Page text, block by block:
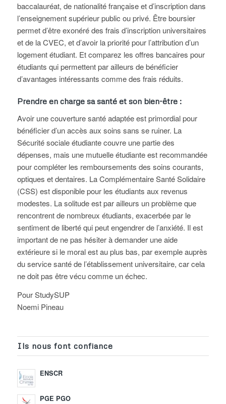
baccalauréat, de nationalité française et d’inscription dans
l’enseignement supérieur public ou privé. Être boursier
permet d’être exonéré des frais d’inscription universitaires
et de la CVEC, et d’avoir la priorité pour l’attribution d’un
logement étudiant. Et comparez les offres bancaires pour
étudiants qui permettent par ailleurs de bénéficier
d’avantages intéressants comme des frais réduits.
Prendre en charge sa santé et son bien-être :
Avoir une couverture santé adaptée est primordial pour
bénéficier d’un accès aux soins sans se ruiner. La
Sécurité sociale étudiante couvre une partie des
dépenses, mais une mutuelle étudiante est recommandée
pour compléter les remboursements des soins courants,
optiques et dentaires. La Complémentaire Santé Solidaire
(CSS) est disponible pour les étudiants aux revenus
modestes. La solitude est par ailleurs un problème que
rencontrent de nombreux étudiants, exacerbée par le
sentiment de liberté qui peut engendrer de l’anxiété. Il est
important de ne pas hésiter à demander une aide
extérieure si le moral est au plus bas, par exemple auprès
du service santé de l’établissement universitaire, car cela
ne doit pas être vécu comme un échec.
Pour StudySUP
Noemi Pineau
Ils nous font confiance
ENSCR
PGE PGO